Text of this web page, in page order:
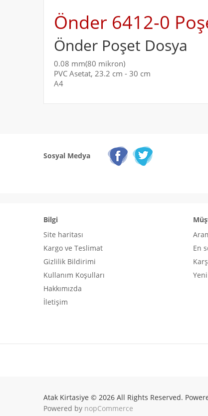
Önder 6412-0
Önder Poşet Dosya
0.08 mm(80 mikron)
PVC Asetat, 23.2 cm - 30 cm
A4
Sosyal Medya
Bilgi
Site haritası
Kargo ve Teslimat
Gizlilik Bildirimi
Kullanım Koşulları
Hakkımızda
İletişim
En
Atak Kirtasiye © 2026 All Rights Reserved.
Powered by nopCommerce